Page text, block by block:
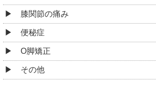
膝関節の痛み
便秘症
O脚矯正
その他